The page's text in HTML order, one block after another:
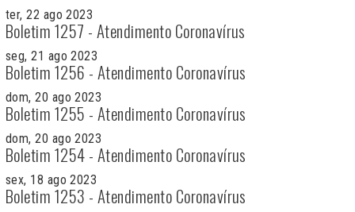
ter, 22 ago 2023
Boletim 1257 - Atendimento Coronavírus
seg, 21 ago 2023
Boletim 1256 - Atendimento Coronavírus
dom, 20 ago 2023
Boletim 1255 - Atendimento Coronavírus
dom, 20 ago 2023
Boletim 1254 - Atendimento Coronavírus
sex, 18 ago 2023
Boletim 1253 - Atendimento Coronavírus